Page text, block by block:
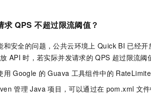
求 QPS 不超过限流阈值？
和安全的问题，公共云环境上 Quick BI 已经开
API 时，若实际并发请求的 QPS 超过限流阈
用 Google 的 Guava 工具组件中的
管理 Java 项目，可以通过在 pom.xml 文